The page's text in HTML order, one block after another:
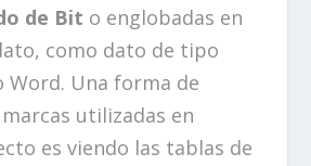
de Bit o englobadas en
como dato de tipo
Word. Una forma de
utilizadas en
es viendo las tablas de